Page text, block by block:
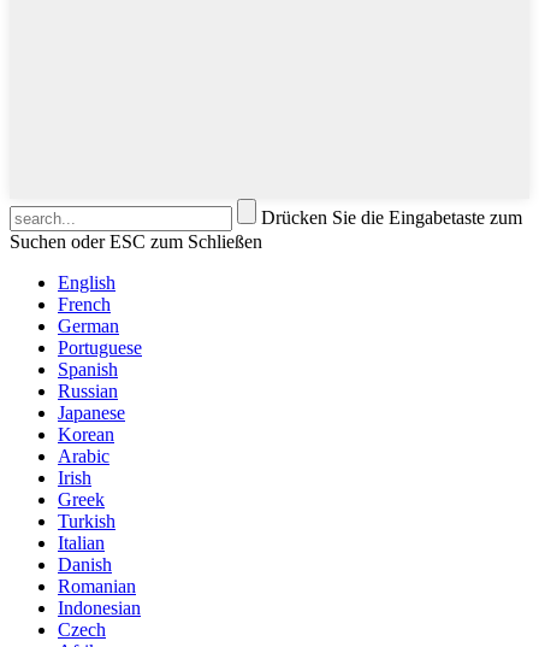
Drücken Sie die Eingabetaste zum
Suchen oder ESC zum Schließen
English
French
German
Portuguese
Spanish
Russian
Japanese
Korean
Arabic
Irish
Greek
Turkish
Italian
Danish
Romanian
Indonesian
Czech